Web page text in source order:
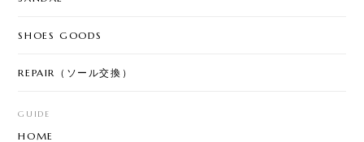
SHOES GOODS
REPAIR（ソール交換）
GUIDE
HOME